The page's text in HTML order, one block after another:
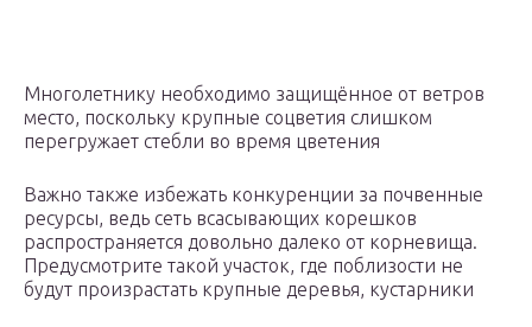
Многолетнику необходимо защищённое от ветров
место, поскольку крупные соцветия слишком
перегружает стебли во время цветения
Важно также избежать конкуренции за почвенные
ресурсы, ведь сеть всасывающих корешков
распространяется довольно далеко от корневища.
Предусмотрите такой участок, где поблизости не
будут произрастать крупные деревья, кустарники